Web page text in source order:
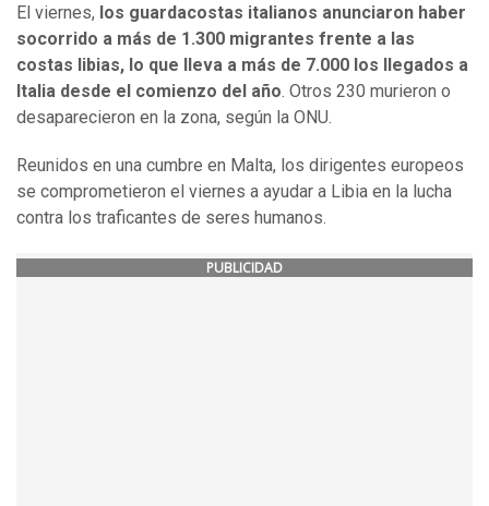
El viernes, los guardacostas italianos anunciaron haber
socorrido a más de 1.300 migrantes frente a las
costas libias, lo que lleva a más de 7.000 los llegados a
Italia desde el comienzo del año. Otros 230 murieron o
desaparecieron en la zona, según la ONU.
Reunidos en una cumbre en Malta, los dirigentes europeos
se comprometieron el viernes a ayudar a Libia en la lucha
contra los traficantes de seres humanos.
PUBLICIDAD